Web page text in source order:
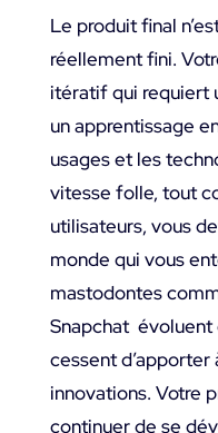
Le produit final
réellement fini.
itératif qui requiert
un apprentissage
usages et les
vitesse folle, tout
utilisateurs, vous
monde qui vous
mastodontes
Snapchat évoluent
cessent
innovations. Votre
continuer de se